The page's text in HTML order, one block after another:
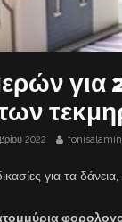
για
2022
για τα